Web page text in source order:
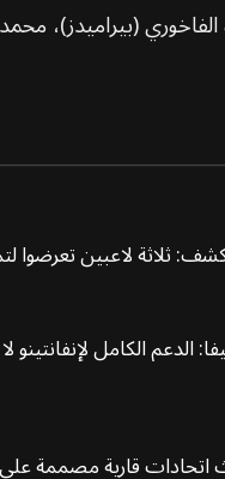
(بيراميدز)، محمد
ثلاثة لاعبين تعرضوا
الدعم الكامل
اتحادات قارية مصممة على